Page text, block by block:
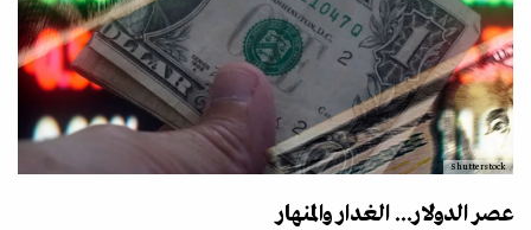
Shutterstock
عصر الدولار... الغدار والمنهار